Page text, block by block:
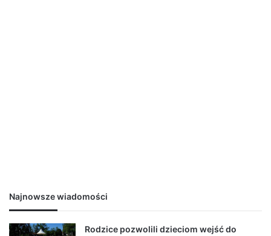
Najnowsze wiadomości
Rodzice pozwolili dzieciom wejść do